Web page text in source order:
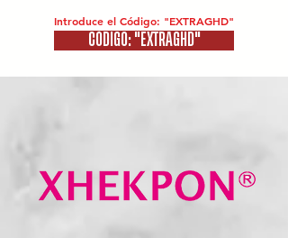
Introduce el Código: "EXTRAGHD"
CÓDIGO: "EXTRAGHD"